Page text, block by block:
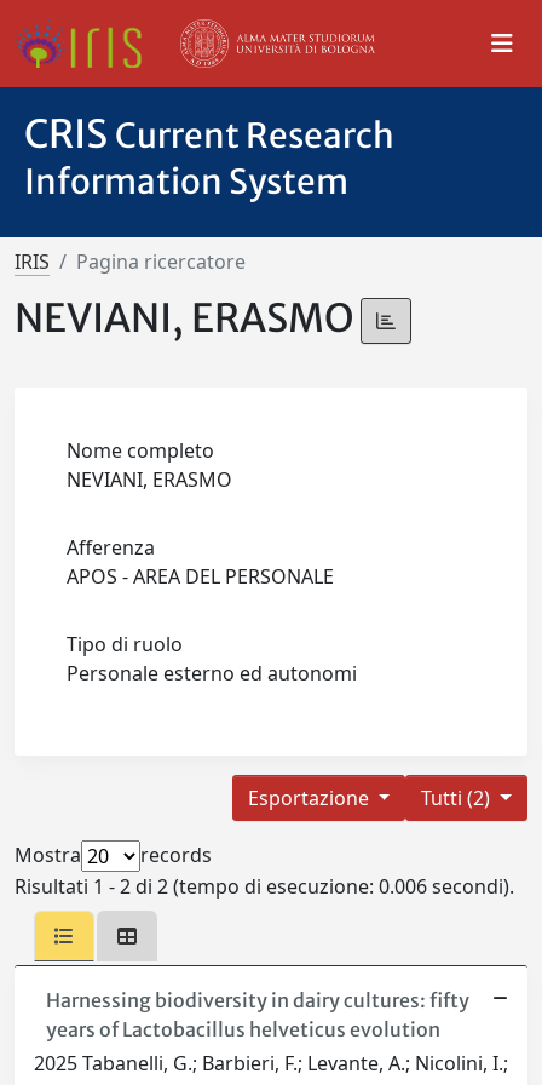
CRIS Current Research
Information System
IRIS Pagina ricercatore
NEVIANI, ERASMO
Nome completo
NEVIANI, ERASMO
Afferenza
APOS - AREA DEL PERSONALE
Tipo di ruolo
Personale esterno ed autonomi
Tutti (2)
Esportazione
Mostra
records
Risultati 1 - 2 di 2 (tempo di esecuzione: 0.006 secondi).
Harnessing biodiversity in dairy cultures: fifty
years of Lactobacillus helveticus evolution
2025 Tabanelli, G.; Barbieri, F.; Levante, A.; Nicolini, I.;